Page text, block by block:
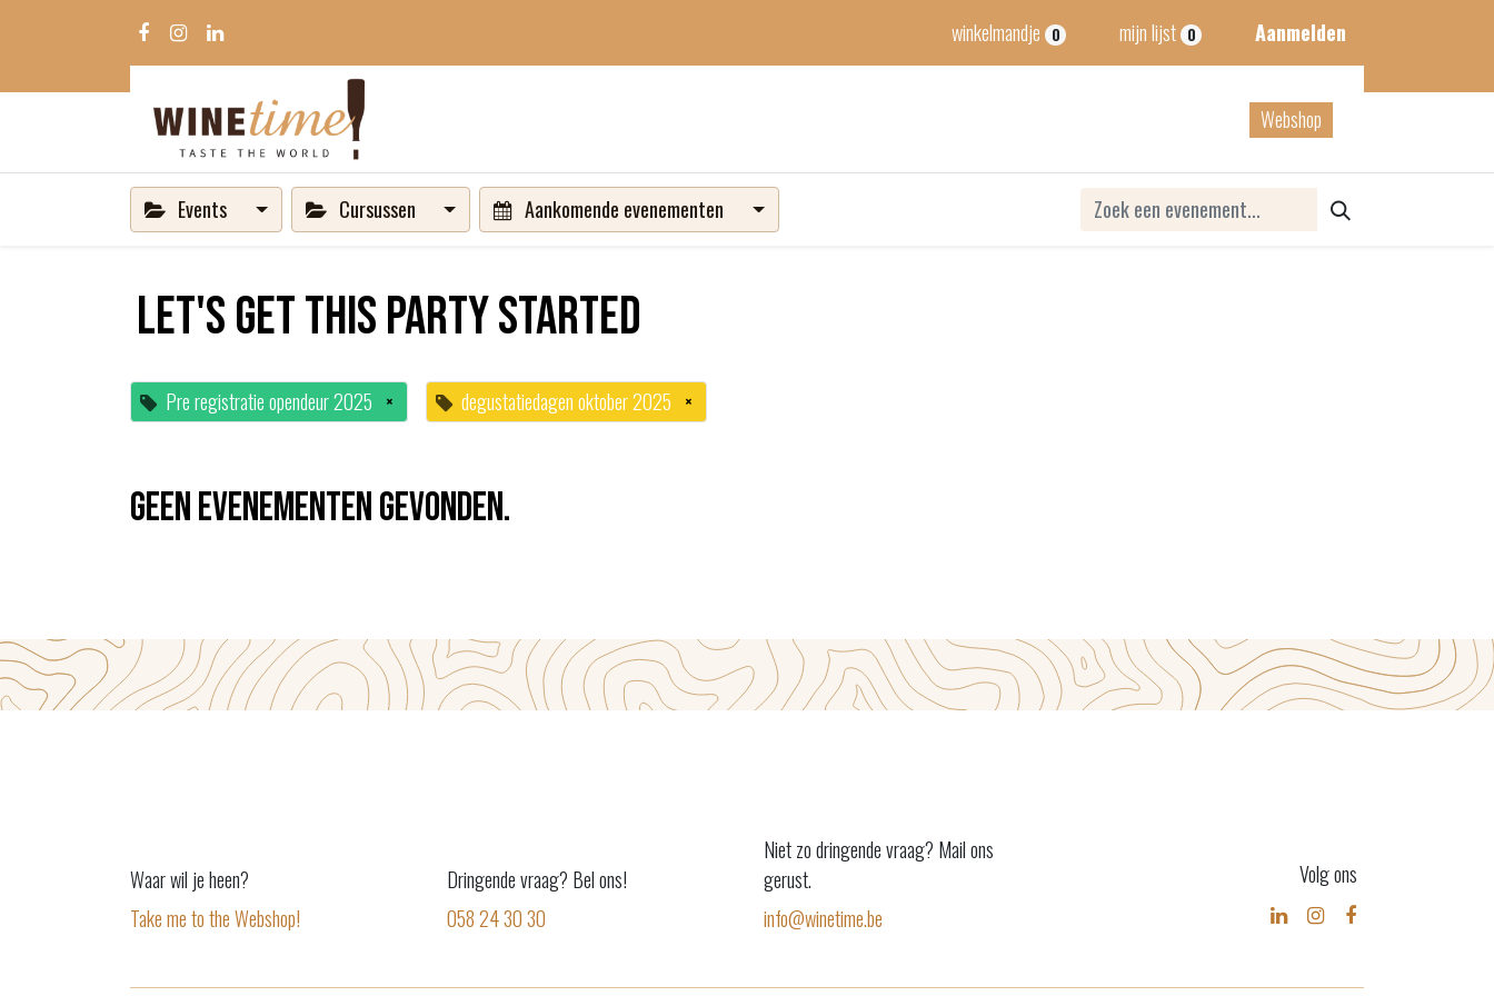
winkelmandje 0 mijn lijst 0 Aanmelden
Webshop
Events Cursussen Aankomende evenementen
Let's get this party started
Pre registratie opendeur 2025 × degustatiedagen oktober 2025 ×
Geen evenementen gevonden.
Waar wil je heen?
Take me to the Webshop!
Dringende vraag? Bel ons!
058 24 30 30
Niet zo dringende vraag? Mail ons
gerust.
info@winetime.be
Volg ons